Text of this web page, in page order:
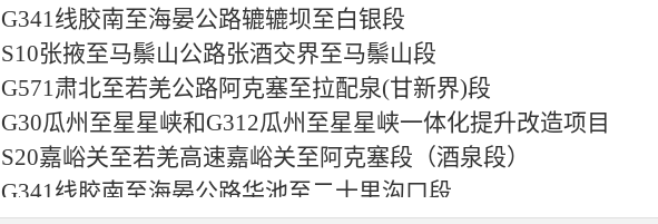
G341线胶南至海晏公路辘辘坝至白银段
S10张掖至马鬃山公路张酒交界至马鬃山段
G571肃北至若羌公路阿克塞至拉配泉(甘新界)段
G30瓜州至星星峡和G312瓜州至星星峡一体化提升改造项目
S20嘉峪关至若羌高速嘉峪关至阿克塞段（酒泉段）
G341线胶南至海晏公路华池至二十里沟口段